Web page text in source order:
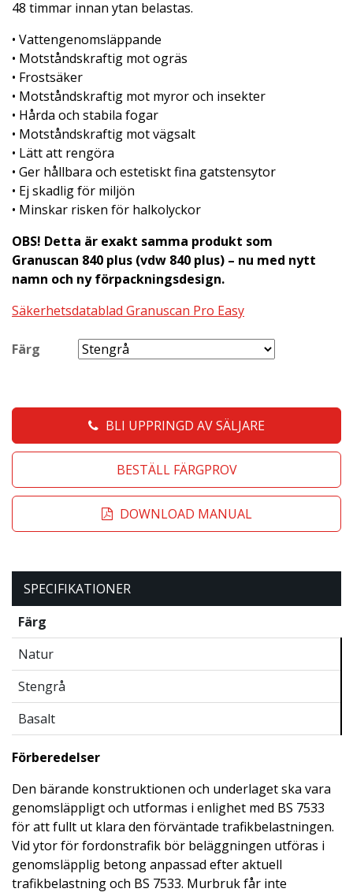
48 timmar innan ytan belastas.
• Vattengenomsläppande
• Motståndskraftig mot ogräs
• Frostsäker
• Motståndskraftig mot myror och insekter
• Hårda och stabila fogar
• Motståndskraftig mot vägsalt
• Lätt att rengöra
• Ger hållbara och estetiskt fina gatstensytor
• Ej skadlig för miljön
• Minskar risken för halkolyckor
OBS! Detta är exakt samma produkt som
Granuscan 840 plus (vdw 840 plus) – nu med nytt
namn och ny förpackningsdesign.
Säkerhetsdatablad Granuscan Pro Easy
Färg
BLI UPPRINGD AV SÄLJARE
BESTÄLL FÄRGPROV
DOWNLOAD MANUAL
SPECIFIKATIONER
Färg
Natur
Stengrå
Basalt
Förberedelser
Den bärande konstruktionen och underlaget ska vara
genomsläppligt och utformas i enlighet med BS 7533
för att fullt ut klara den förväntade trafikbelastningen.
Vid ytor för fordonstrafik bör beläggningen utföras i
genomsläpplig betong anpassad efter aktuell
trafikbelastning och BS 7533. Murbruk får inte